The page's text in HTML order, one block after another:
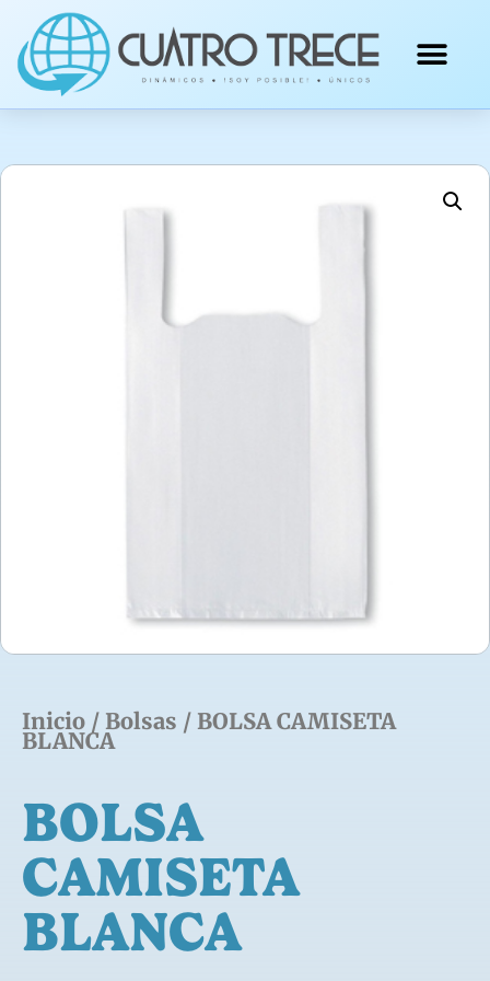
Inicio / Bolsas / BOLSA CAMISETA
BLANCA
BOLSA
CAMISETA
BLANCA